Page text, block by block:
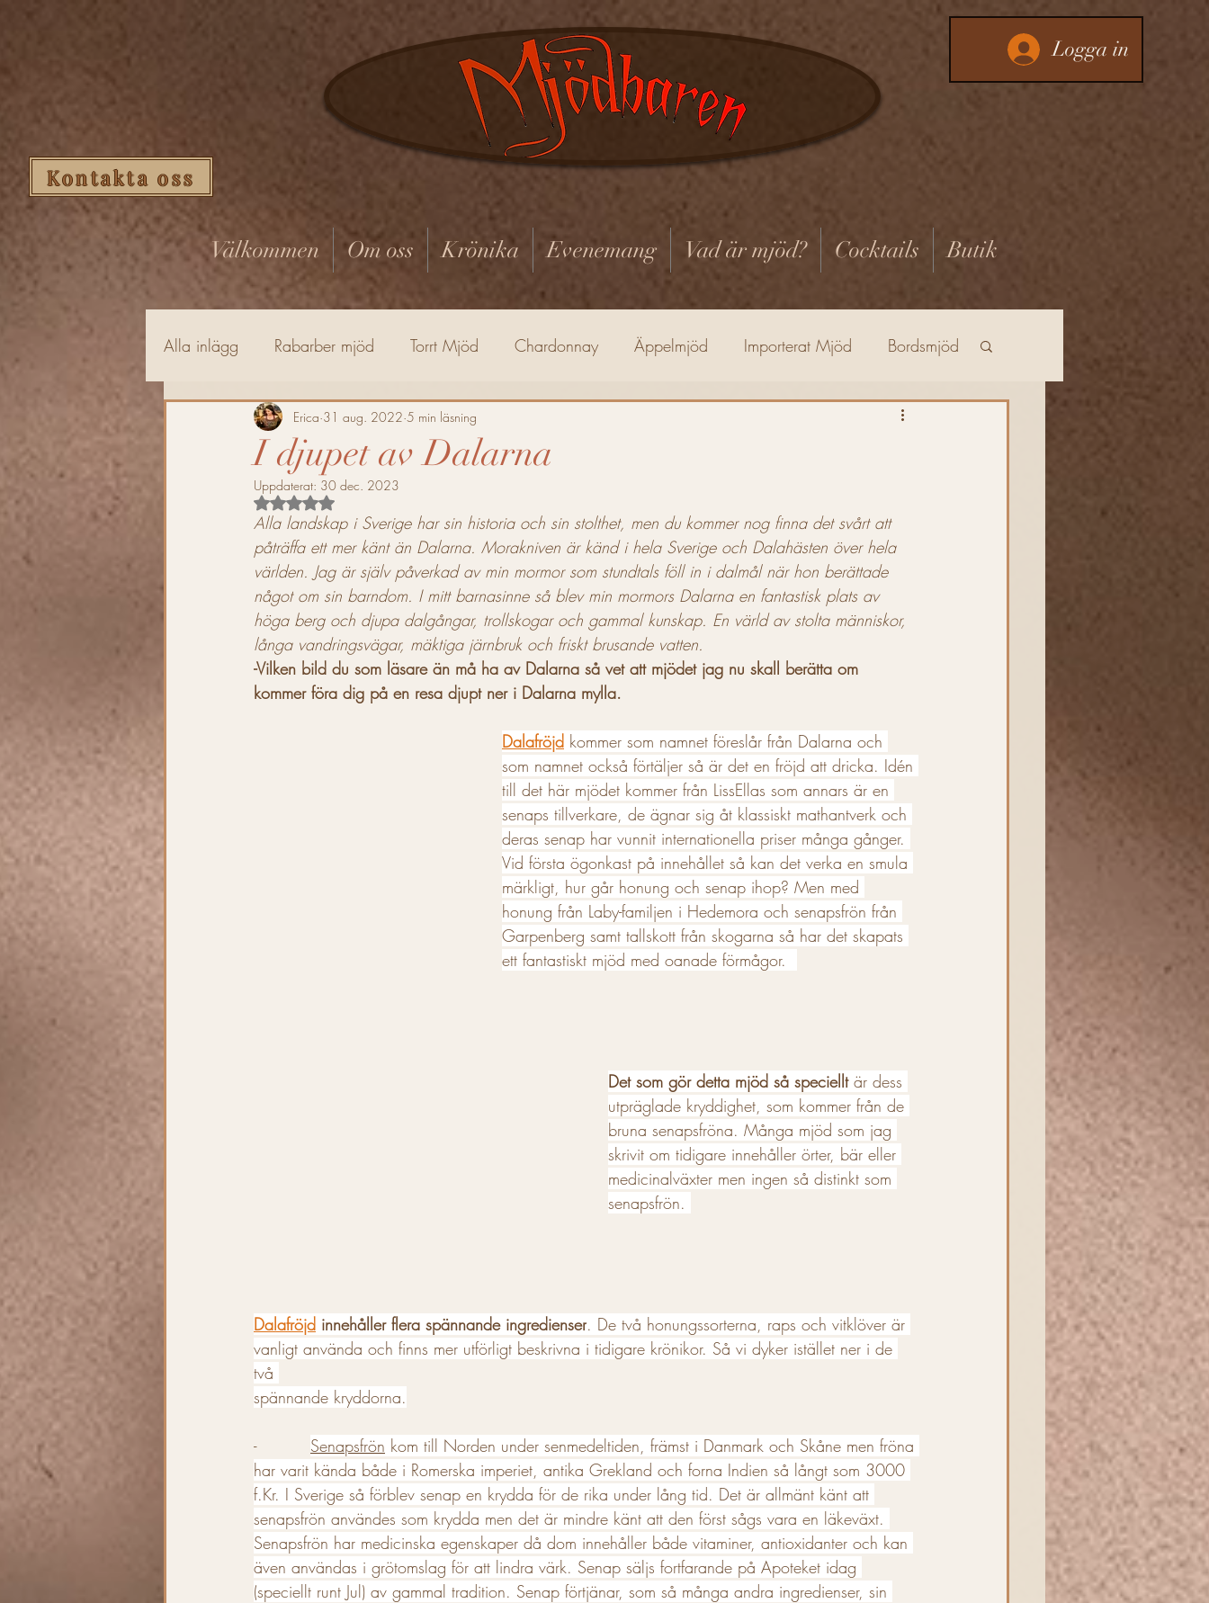
Logga in
Välkommen Om oss Krönika Evenemang Vad är mjöd? Cocktails Butik
Alla inlägg Rabarber mjöd Torrt Mjöd Chardonnay Äppelmjöd Importerat Mjöd Bordsmjöd
Enkelt Mjöd Melomel Svenskt Mjöd
Svensk Mölska Grimfrost
Cocktails Mjöd från Mallorca Jul Sommar Mjödkrönika Krönika
Mjöd- Cocktails Höst
I djupet av Dalarna
Erica 31 aug. 2022 5 min läsning
Uppdaterat: 30 dec. 2023
Betygsatt till NaN av 5 stjärnor.
Alla landskap i Sverige har sin historia och sin stolthet, men du kommer nog finna det svårt att
påträffa ett mer känt än Dalarna. Morakniven är känd i hela Sverige och Dalahästen över hela
världen. Jag är själv påverkad av min mormor som stundtals föll in i dalmål när hon berättade
något om sin barndom. I mitt barnasinne så blev min mormors Dalarna en fantastisk plats av
höga berg och djupa dalgångar, trollskogar och gammal kunskap. En värld av stolta människor,
långa vandringsvägar, mäktiga järnbruk och friskt brusande vatten.
-Vilken bild du som läsare än må ha av Dalarna så vet att mjödet jag nu skall berätta om
kommer föra dig på en resa djupt ner i Dalarna mylla.
Dalafröjd kommer som namnet föreslår från Dalarna och
som namnet också förtäljer så är det en fröjd att dricka. Idén
till det här mjödet kommer från LissEllas som annars är en
senaps tillverkare, de ägnar sig åt klassiskt mathantverk och
deras senap har vunnit internationella priser många gånger.
Vid första ögonkast på innehållet så kan det verka en smula
märkligt, hur går honung och senap ihop? Men med
honung från Laby-familjen i Hedemora och senapsfrön från
Garpenberg samt tallskott från skogarna så har det skapats
ett fantastiskt mjöd med oanade förmågor.
Det som gör detta mjöd så speciellt är dess
utpräglade kryddighet, som kommer från de
bruna senapsfröna. Många mjöd som jag
skrivit om tidigare innehåller örter, bär eller
medicinalväxter men ingen så distinkt som
senapsfrön.
Dalafröjd innehåller flera spännande ingredienser. De två honungssorterna, raps och vitklöver är
vanligt använda och finns mer utförligt beskrivna i tidigare krönikor. Så vi dyker istället ner i de
två
spännande kryddorna.
- Senapsfrön kom till Norden under senmedeltiden, främst i Danmark och Skåne men fröna
har varit kända både i Romerska imperiet, antika Grekland och forna Indien så långt som 3000
f.Kr. I Sverige så förblev senap en krydda för de rika under lång tid. Det är allmänt känt att
senapsfrön användes som krydda men det är mindre känt att den först sågs vara en läkeväxt.
Senapsfrön har medicinska egenskaper då dom innehåller både vitaminer, antioxidanter och kan
även användas i grötomslag för att lindra värk. Senap säljs fortfarande på Apoteket idag
(speciellt runt Jul) av gammal tradition. Senap förtjänar, som så många andra ingredienser, sin
Kontakta oss